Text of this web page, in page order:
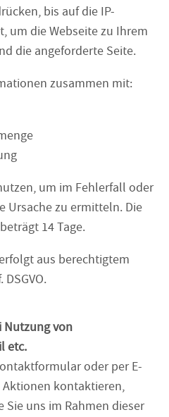
bis auf die IP-
um die Webseite zu Ihrem
die angeforderte Seite.
zusammen mit:
um im Fehlerfall oder
Ursache zu ermitteln. Die
14 Tage.
aus berechtigtem
Nutzung von
etc.
oder per E-
Aktionen kontaktieren,
uns im Rahmen dieser